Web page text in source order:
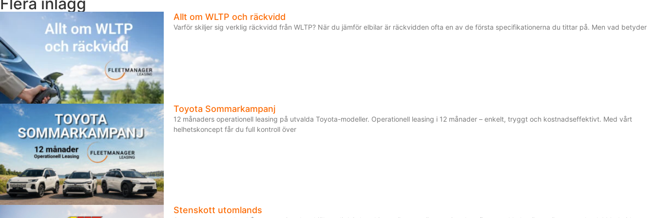
Allt om WLTP och räckvidd
Varför skiljer sig verklig räckvidd från WLTP? När du jämför elbilar är räckvidden ofta en av de första specifikationerna du tittar på. Men vad betyder
Toyota Sommarkampanj
12 månaders operationell leasing på utvalda Toyota-modeller. Operationell leasing i 12 månader – enkelt, tryggt och kostnadseffektivt. Med vårt
helhetskoncept får du full kontroll över
Stenskott utomlands